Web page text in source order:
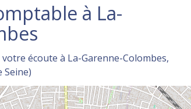
à La-
écoute à La-Garenne-Colombes,
Seine)